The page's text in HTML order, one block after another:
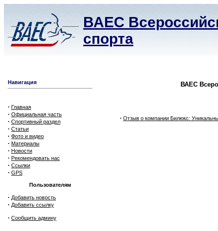
ВАЕС
спорта
Навигация
· Главная
· Официальная часть
· Спортивный раздел
· Статьи
· Фото и видео
· Материалы
· Новости
· Рекомендовать нас
· Ссылки
· GPS
Пользователям
· Добавить новость
· Добавить ссылку
· Сообщить админу
ВАЕС
· Отзыв о компании Билюкс: